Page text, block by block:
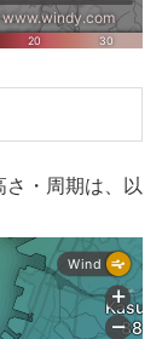
・周期は、以